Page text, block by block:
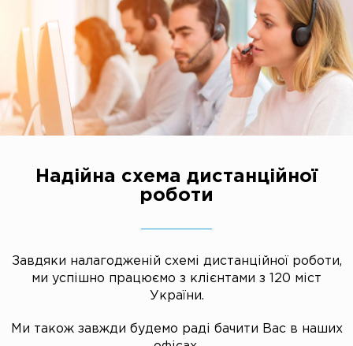
Надійна схема дистанційної
роботи
Завдяки налагодженій схемі дистанційної роботи,
ми успішно працюємо з клієнтами з 120 міст
України.
Ми також завжди будемо раді бачити Вас в наших